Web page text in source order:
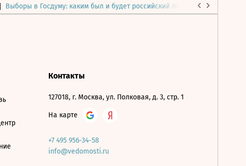
Выборы в Госдуму: каким был и будет российский парламент
Контакты
127018, г. Москва, ул. Полковая, д. 3, стр. 1
На карте
+7 495 956-34-58
info@vedomosti.ru